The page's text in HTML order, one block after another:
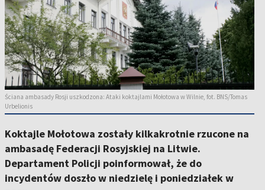
Ściana ambasady Rosji uszkodzona: Ataki koktajlami Mołotowa w Wilnie, fot. BNS/Tomas
Urbelionis
Koktajle Mołotowa zostały kilkakrotnie rzucone na
ambasadę Federacji Rosyjskiej na Litwie.
Departament Policji poinformował, że do
incydentów doszło w niedzielę i poniedziałek w